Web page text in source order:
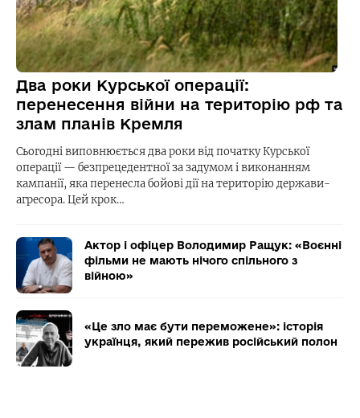
Два роки Курської операції:
перенесення війни на територію рф та
злам планів Кремля
Сьогодні виповнюється два роки від початку Курської
операції — безпрецедентної за задумом і виконанням
кампанії, яка перенесла бойові дії на територію держави-
агресора. Цей крок…
Актор і офіцер Володимир Ращук: «Воєнні
фільми не мають нічого спільного з
війною»
«Це зло має бути переможене»: історія
українця, який пережив російський полон